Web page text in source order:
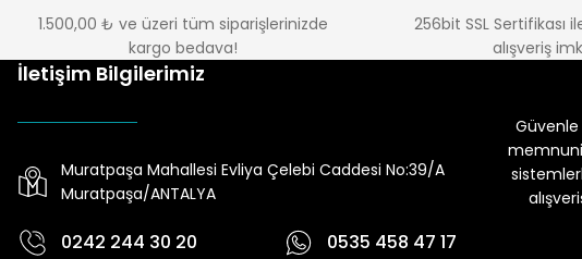
1.500,00 ₺ ve üzeri tüm siparişlerinizde
kargo bedava!
256bit SSL Sertifikası
alışveriş
İletişim Bilgilerimiz
Muratpaşa Mahallesi Evliya Çelebi Caddesi No:39/A
Muratpaşa/ANTALYA
0242 244 30 20
0535 458 47 17
Güvenle